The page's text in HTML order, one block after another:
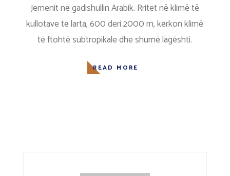
Jemenit në gadishullin Arabik. Rritet në klimë të
kullotave të larta, 600 deri 2000 m, kërkon klimë
të ftohtë subtropikale dhe shumë lagështi.
READ MORE